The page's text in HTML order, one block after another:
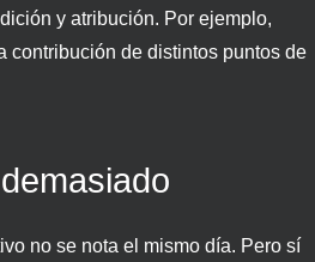
y atribución. Por ejemplo,
contribución de distintos puntos de
no se nota el mismo día. Pero sí